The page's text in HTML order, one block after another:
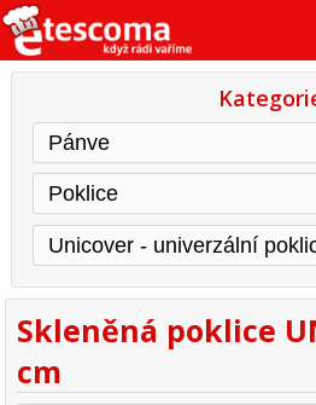
Skleněná poklice
cm